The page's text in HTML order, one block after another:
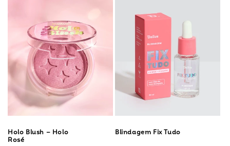
Holo Blush – Holo
Rosé
Blindagem Fix Tudo